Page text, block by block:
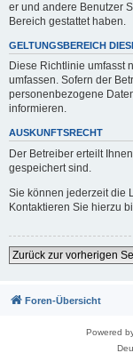
er und andere Benutzer
Bereich gestattet haben.
GELTUNGSBEREICH
Diese Richtlinie umfasst
umfassen. Sofern der
personenbezogene
informieren.
AUSKUNFTSRECHT
Der Betreiber erteilt
gespeichert sind.
Sie können jederzeit die
Kontaktieren Sie hierzu
Zurück zur vorherigen
Foren-Übersicht
Powered